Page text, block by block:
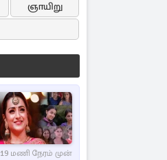
ஞாயிறு
19 மணி நேரம் முன்